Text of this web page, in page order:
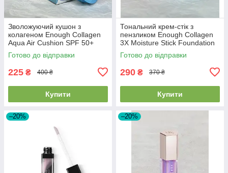
Зволожуючий кушон з
колагеном Enough Collagen
Aqua Air Cushion SPF 50+
PA+++ 15г #13 Light Beige
Готово до відправки
225 ₴ 400 ₴
Купити
Тональний крем-стік з
пензликом Enough Collagen
3X Moisture Stick Foundation
SPF50+PA++++ #21 Natural
Beige 14г
Готово до відправки
290 ₴ 370 ₴
Купити
–20% –20%